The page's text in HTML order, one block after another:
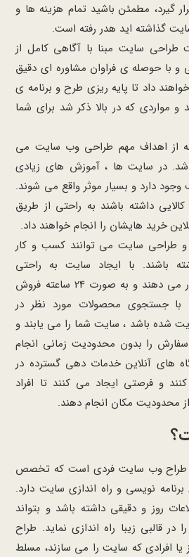
گیرد، مطمئن باشید تمام هزینه ها و
گذاشته اید هدر رفته است.
طراحی سایت مبنا با آگاهی کامل از
با حوصله ی فراوان مشاوره ای دقیق
داد تا پایه ریزی طرح و برنامه ی
مواردی که در بالا ذکر شد برای شما
از اهداف مهم طراحی وب سایت می
در سایت ها ، آموزش های زیادی
دارد و بسیار موثر واقع می شوند.
کالایی داشته باشند به راحتی از طریق
خرید هایشان را انجام خواهند داد.
و طراحی سایت می توانند کسب و کار
باشند. با ایجاد سایت به راحتی
محصولات را در سایت قرار می دهند و به صورت 24 ساعته فروش
با جستجوی محصولات مورد نظر در
شده باشد ، سایت شما را می یابند و
را بدون محدودیت زمانی انجام
های آنلاین خدمات دهی گسترده در
و فرصتی ایجاد می کنند تا افراد
محدودیت مکان انجام دهند.
طراح وب سایت فردی است که تخصص
برنامه نویسی و راه اندازی سایت دارد.
روز و دقیقی داشته باشد و بتواند
در قالبی زیبا راه اندازی نماید. طراح
افرادی که سایت را می سازند، مسلط